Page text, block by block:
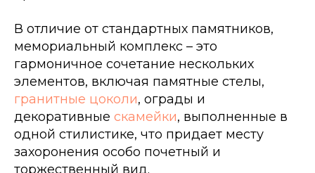
В отличие от стандартных памятников,
мемориальный комплекс – это
гармоничное сочетание нескольких
элементов, включая памятные стелы,
гранитные цоколи, ограды и
декоративные скамейки, выполненные в
одной стилистике, что придает месту
захоронения особо почетный и
торжественный вид.